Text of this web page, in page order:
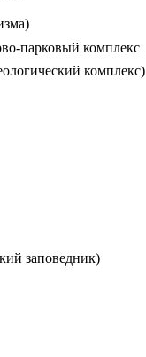
парковый комплекс
комплекс)
заповедник)